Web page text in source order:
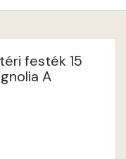
A
festék 15
A